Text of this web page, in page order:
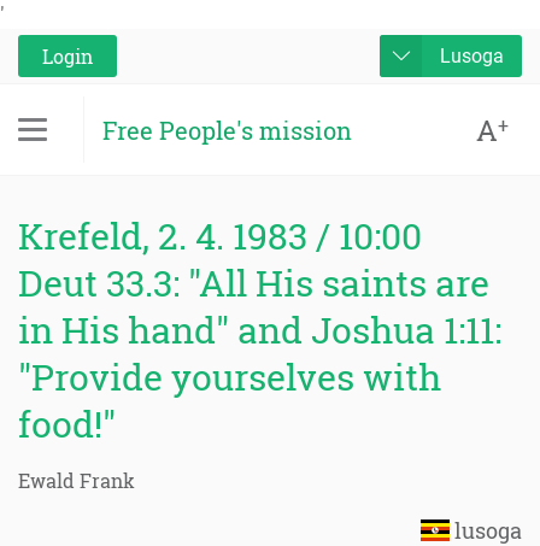
'
Login
Lusoga
Free People's mission A+
Krefeld, 2. 4. 1983 / 10:00
Deut 33.3: "All His saints are
in His hand" and Joshua 1:11:
"Provide yourselves with
food!"
Ewald Frank
lusoga